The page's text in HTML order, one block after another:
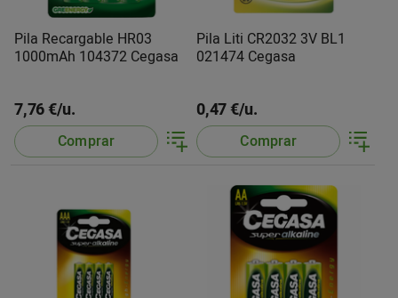
Pila Recargable HR03
1000mAh 104372 Cegasa
7,76 €/u.
Comprar
Pila Liti CR2032 3V BL1
021474 Cegasa
0,47 €/u.
Comprar